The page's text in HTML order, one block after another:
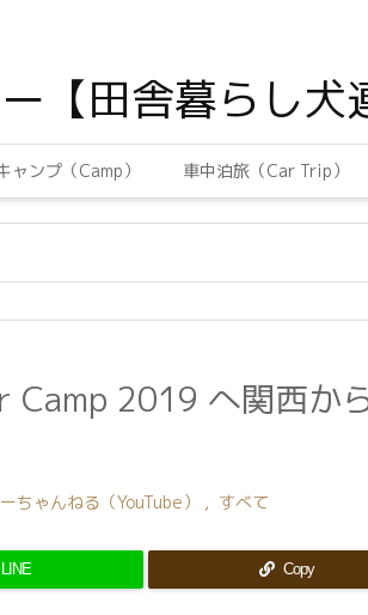
【田舎暮らし犬
ャンプ（Camp） 車中泊旅（Car Trip）
Camp 2019 へ関西か
ちゃんねる（YouTube） , すべて
LINE Copy